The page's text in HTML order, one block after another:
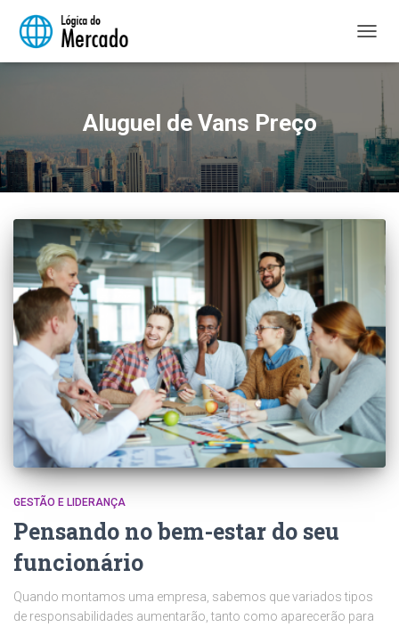
Aluguel de Vans Preço
GESTÃO E LIDERANÇA
Pensando no bem-estar do seu
funcionário
Quando montamos uma empresa, sabemos que variados tipos
de responsabilidades aumentarão, tanto como aparecerão para